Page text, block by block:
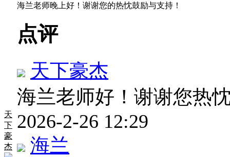
天
下
豪
杰
海兰老师晚上好！谢谢您的热忱鼓励与支持！
点评
天下豪杰
海兰老师好！谢谢您热
2026-2-26 12:29
海兰